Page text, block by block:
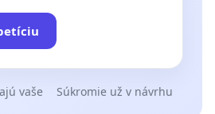
vaše Súkromie už v návrhu